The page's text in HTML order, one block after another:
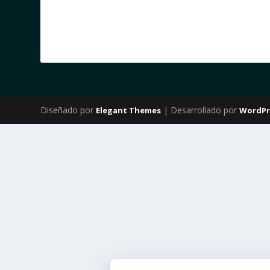
Diseñado por Elegant Themes | Desarrollado por